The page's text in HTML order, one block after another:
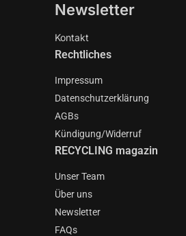
Newsletter
Kontakt
Rechtliches
Impressum
Datenschutzerklärung
AGBs
Kündigung/Widerruf
RECYCLING magazin
Unser Team
Über uns
Newsletter
FAQs